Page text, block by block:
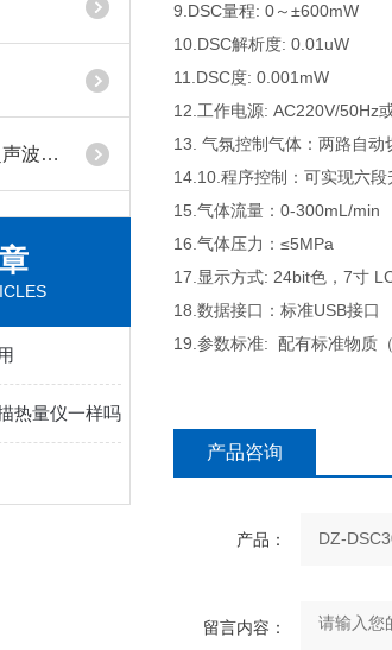
超声波DNA打断仪/超声波萃取仪/超声波细胞破碎仪
热量仪一样吗
9.DSC量程: 0～±600mW
10.DSC解析度: 0.01uW
11.DSC度: 0.001mW
12.工作电源: AC220V/50Hz
13. 气氛控制气体：两路自动
14.10.程序控制：可实现六
15.气体流量：0-300mL/min
16.气体压力：≤5MPa
17.显示方式: 24bit色，7寸
18.数据接口：标准USB接口
19.参数标准: 配有标准物质
产品咨询
产品：
留言内容：